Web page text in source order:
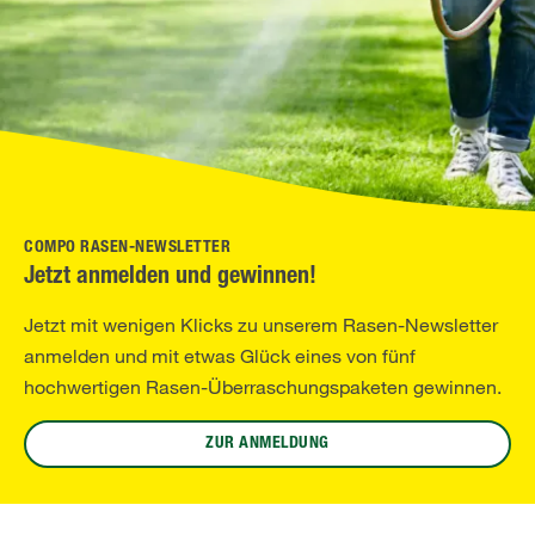
COMPO RASEN-NEWSLETTER
Jetzt anmelden und gewinnen!
Jetzt mit wenigen Klicks zu unserem Rasen-Newsletter
anmelden und mit etwas Glück eines von fünf
hochwertigen Rasen-Überraschungspaketen gewinnen.
ZUR ANMELDUNG